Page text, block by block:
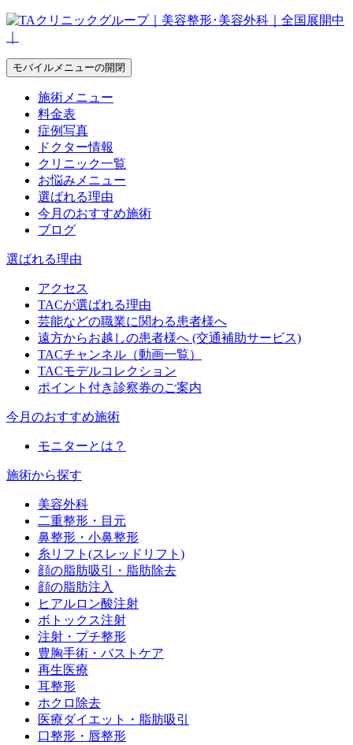
モバイルメニューの開閉
施術メニュー
料金表
症例写真
ドクター情報
クリニック一覧
お悩みメニュー
選ばれる理由
今月のおすすめ施術
ブログ
選ばれる理由
アクセス
TACが選ばれる理由
芸能などの職業に関わる患者様へ
遠方からお越しの患者様へ (交通補助サービス)
TACチャンネル（動画一覧）
TACモデルコレクション
ポイント付き診察券のご案内
今月のおすすめ施術
モニターとは？
施術から探す
美容外科
二重整形・目元
鼻整形・小鼻整形
糸リフト(スレッドリフト)
顔の脂肪吸引・脂肪除去
顔の脂肪注入
ヒアルロン酸注射
ボトックス注射
注射・プチ整形
豊胸手術・バストケア
再生医療
耳整形
ホクロ除去
医療ダイエット・脂肪吸引
口整形・唇整形